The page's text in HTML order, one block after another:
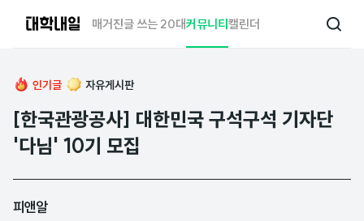
매거진글 쓰는 20대커뮤니티캘린더
검
인기글 자유게시판
[한국관광공사] 대한민국 구석구석 기자단
'다님' 10기 모집
피앤알